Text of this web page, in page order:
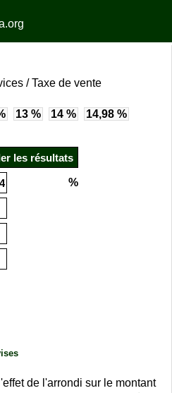
/ Taxe de vente
13 % 14 %
14,98 %
%
de l'arrondi sur le montant